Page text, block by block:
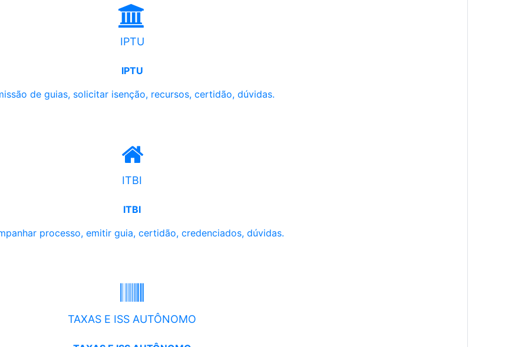
IPTU
IPTU
de guias, solicitar isenção, recursos, certidão, dúvidas.
ITBI
ITBI
processo, emitir guia, certidão, credenciados, dúvidas.
TAXAS E ISS AUTÔNOMO